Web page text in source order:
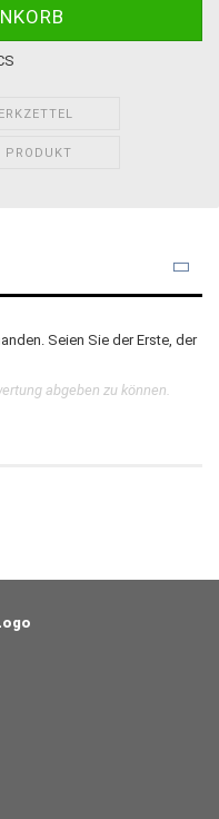
PRODUKT
Seien Sie der Erste, der
abgeben zu können.